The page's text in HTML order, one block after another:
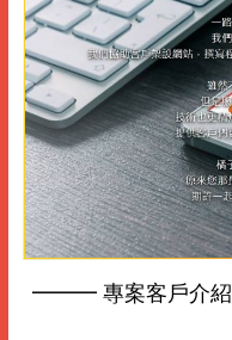
━━━ 專案客戶介紹